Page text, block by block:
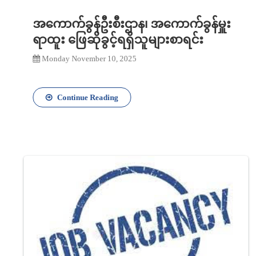
အကောက်ခွန်ဦးစီးဌာန၊ အကောက်ခွန်မှူး
ရာထူး ဖြေဆိုခွင့်ရရှိသူများစာရင်း
Monday November 10, 2025
Continue Reading